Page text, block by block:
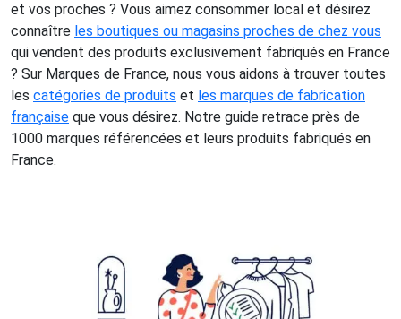
et vos proches ? Vous aimez consommer local et désirez
connaître les boutiques ou magasins proches de chez vous
qui vendent des produits exclusivement fabriqués en France
? Sur Marques de France, nous vous aidons à trouver toutes
les catégories de produits et les marques de fabrication
française que vous désirez. Notre guide retrace près de
1000 marques référencées et leurs produits fabriqués en
France.